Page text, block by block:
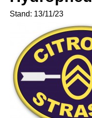
Stand: 13/11/23